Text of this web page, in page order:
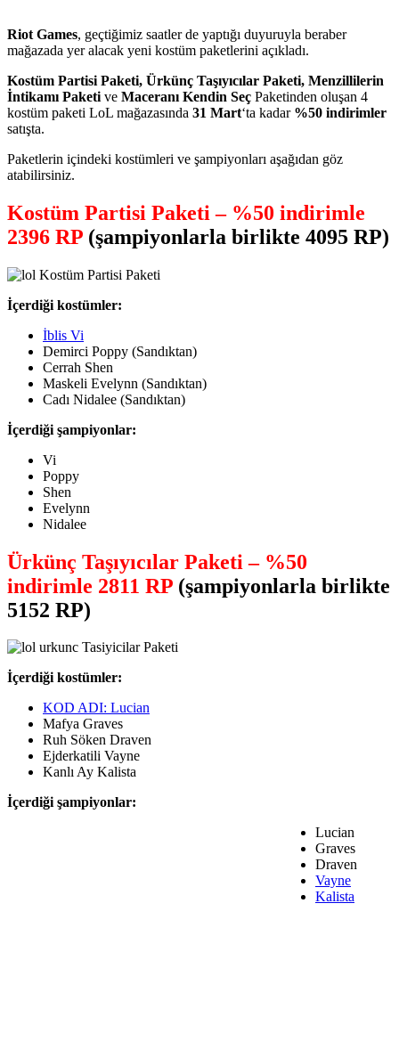
Riot Games, geçtiğimiz saatler de yaptığı duyuruyla beraber
mağazada yer alacak yeni kostüm paketlerini açıkladı.
Kostüm Partisi Paketi, Ürkünç Taşıyıcılar Paketi, Menzillilerin
İntikamı Paketi ve Maceranı Kendin Seç Paketinden oluşan 4
kostüm paketi LoL mağazasında 31 Mart‘ta kadar %50 indirimler
satışta.
Paketlerin içindeki kostümleri ve şampiyonları aşağıdan göz
atabilirsiniz.
Kostüm Partisi Paketi – %50 indirimle
2396 RP (şampiyonlarla birlikte 4095 RP)
İçerdiği kostümler:
İblis Vi
Demirci Poppy (Sandıktan)
Cerrah Shen
Maskeli Evelynn (Sandıktan)
Cadı Nidalee (Sandıktan)
İçerdiği şampiyonlar:
Vi
Poppy
Shen
Evelynn
Nidalee
Ürkünç Taşıyıcılar Paketi – %50
indirimle 2811 RP (şampiyonlarla birlikte
5152 RP)
İçerdiği kostümler:
KOD ADI: Lucian
Mafya Graves
Ruh Söken Draven
Ejderkatili Vayne
Kanlı Ay Kalista
İçerdiği şampiyonlar:
Lucian
Graves
Draven
Vayne
Kalista